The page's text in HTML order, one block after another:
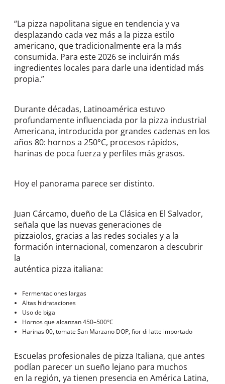
“La pizza napolitana sigue en tendencia y va
desplazando cada vez más a la pizza estilo
americano, que tradicionalmente era la más
consumida. Para este 2026 se incluirán más
ingredientes locales para darle una identidad más
propia.”
Durante décadas, Latinoamérica estuvo
profundamente influenciada por la pizza industrial
Americana, introducida por grandes cadenas en los
años 80: hornos a 250°C, procesos rápidos,
harinas de poca fuerza y perfiles más grasos.
Hoy el panorama parece ser distinto.
Juan Cárcamo, dueño de La Clásica en El Salvador,
señala que las nuevas generaciones de
pizzaiolos, gracias a las redes sociales y a la
formación internacional, comenzaron a descubrir
la
auténtica pizza italiana:
Fermentaciones largas
Altas hidrataciones
Uso de biga
Hornos que alcanzan 450–500°C
Harinas 00, tomate San Marzano DOP, fior di latte importado
Escuelas profesionales de pizza Italiana, que antes
podían parecer un sueño lejano para muchos
en la región, ya tienen presencia en América Latina,